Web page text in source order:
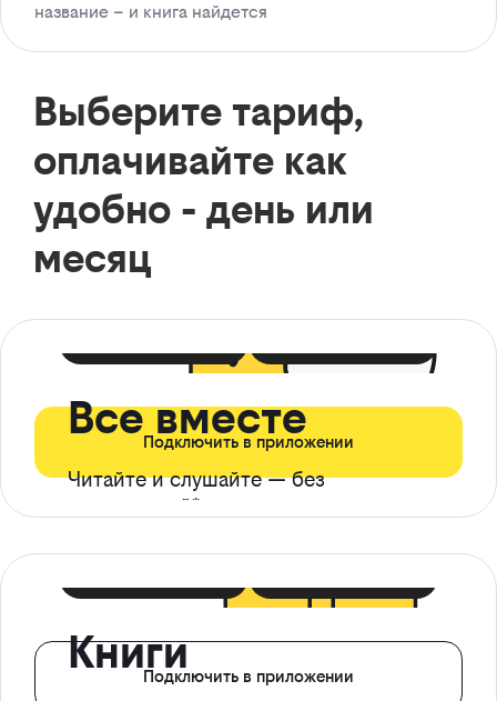
название – и книга найдется
Выберите тариф,
оплачивайте как
удобно - день или
месяц
Все вместе
Читайте и слушайте — без
ограничений*
Подключить в приложении
КнигиПодключить в приложении